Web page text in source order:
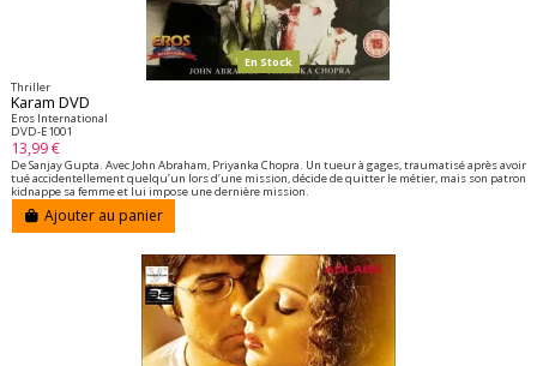
En Stock
Thriller
Karam DVD
Eros International
DVD-E1001
13,99 €
De Sanjay Gupta. Avec John Abraham, Priyanka Chopra. Un tueur à gages, traumatisé après avoir
tué accidentellement quelqu’un lors d’une mission, décide de quitter le métier, mais son patron
kidnappe sa femme et lui impose une dernière mission.
Ajouter au panier